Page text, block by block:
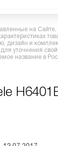
на Сайте,
дизайн и
уточнения
название в